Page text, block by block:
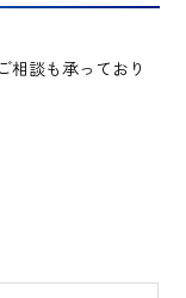
相談も承っており